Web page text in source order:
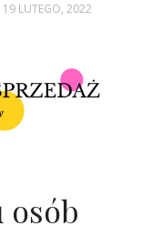
19 LUTEGO, 2022
osób